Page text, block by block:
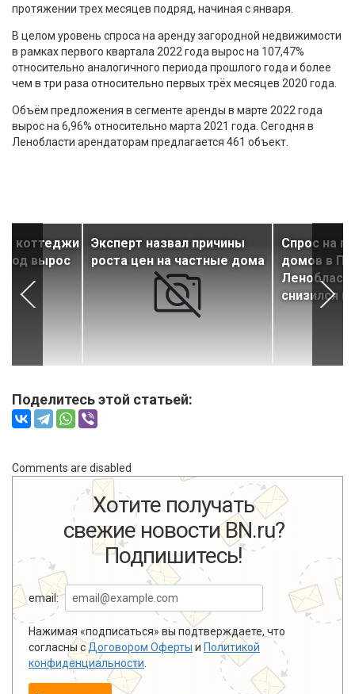
протяжении трех месяцев подряд, начиная с января.
В целом уровень спроса на аренду загородной недвижимости
в рамках первого квартала 2022 года вырос на 107,47%
относительно аналогичного периода прошлого года и более
чем в три раза относительно первых трёх месяцев 2020 года.
Объём предложения в сегменте аренды в марте 2022 года
вырос на 6,96% относительно марта 2021 года. Сегодня в
Ленобласти арендаторам предлагается 461 объект.
коттеджи
год вырос
Эксперт назвал причины
роста цен на частные дома
Спрос на
домов в
снизился
Поделитесь этой статьей:
Comments are disabled
Хотите получать
свежие новости BN.ru?
Подпишитесь!
email:
Нажимая «подписаться» вы подтверждаете, что
согласны сДоговором Оферты и Политикой
конфиденциальности